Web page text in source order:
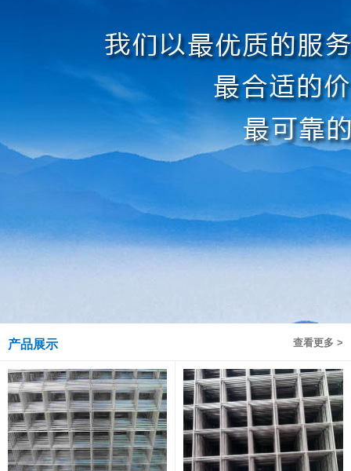
查看更多 >
产品展示